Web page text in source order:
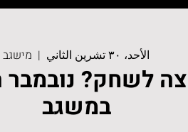
الأحد، ٣٠ تشرين الثاني
  |
מישגב
לשחק? נובמבר
במשגב